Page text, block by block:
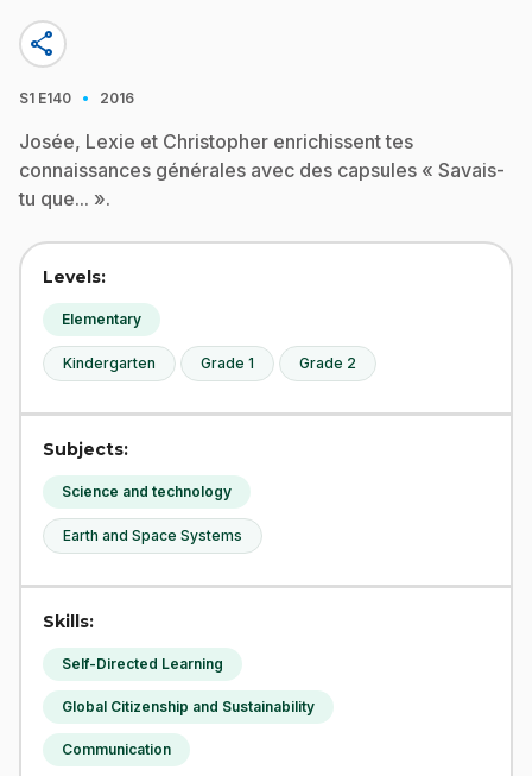
share
S1 E140 · 2016
Josée, Lexie et Christopher enrichissent tes
connaissances générales avec des capsules « Savais-
tu que... ».
Levels:
Elementary
Kindergarten Grade 1 Grade 2
Subjects:
Science and technology
Earth and Space Systems
Skills:
Self-Directed Learning
Global Citizenship and Sustainability
Communication